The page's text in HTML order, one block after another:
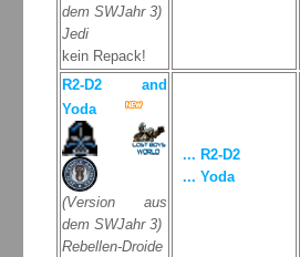
dem SWJahr 3)
Jedi
kein Repack!
R2-D2 and
Yoda
(Version aus
dem SWJahr 3)
Rebellen-Droide
... R2-D2
... Yoda